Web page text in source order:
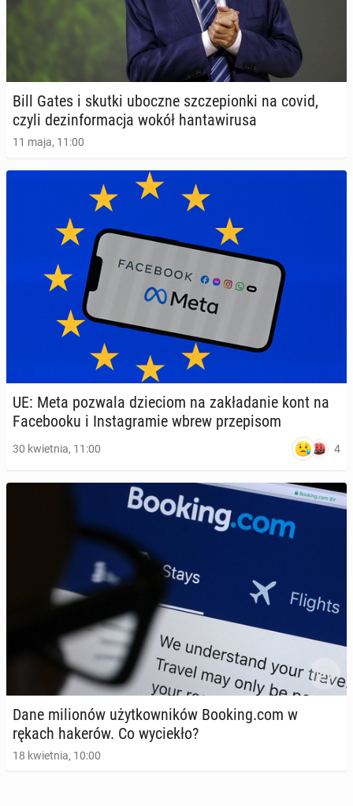
Bill Gates i skutki uboczne szcze­pion­ki na covid,
czyli dez­in­for­ma­cja wokół han­ta­wi­ru­sa
11 maja, 11:00
UE: Meta pozwala dzie­ciom na za­kła­da­nie kont na
Fa­ce­bo­oku i In­sta­gra­mie wbrew prze­pi­som
30 kwietnia, 11:00 4
Dane mi­lio­nów użyt­kow­ni­ków Booking.com w
rękach hakerów. Co wy­cie­kło?
18 kwietnia, 10:00